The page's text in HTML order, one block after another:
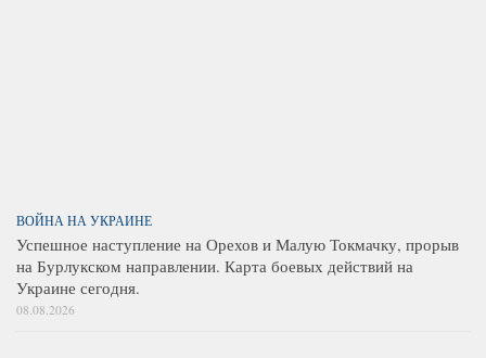
ВОЙНА НА УКРАИНЕ
Успешное наступление на Орехов и Малую Токмачку, прорыв
на Бурлукском направлении. Карта боевых действий на
Украине сегодня.
08.08.2026